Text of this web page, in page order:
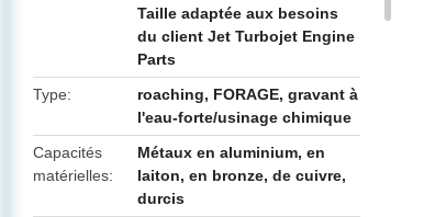
Taille adaptée aux besoins
du client Jet Turbojet Engine
Parts
Type
roaching, FORAGE, gravant à
l'eau-forte/usinage chimique
Capacités
matérielles
Métaux en aluminium, en
laiton, en bronze, de cuivre,
durcis